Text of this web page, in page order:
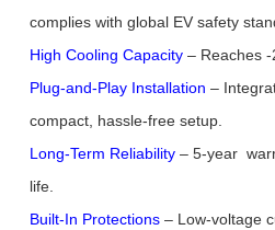
complies with global EV safety
High Cooling Capacity– Reaches -
Plug-and-Play Installation –
compact, hassle-free setup.
Long-Term Reliability – 5-year
life.
Built-In Protections – Low-voltage